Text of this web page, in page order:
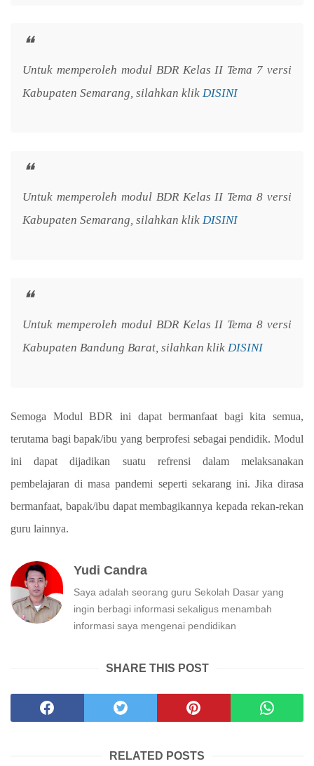
Untuk memperoleh modul BDR Kelas II Tema 7 versi
Kabupaten Semarang, silahkan klik DISINI
Untuk memperoleh modul BDR Kelas II Tema 8 versi
Kabupaten Semarang, silahkan klik DISINI
Untuk memperoleh modul BDR Kelas II Tema 8 versi
Kabupaten Bandung Barat, silahkan klik DISINI
Semoga Modul BDR ini dapat bermanfaat bagi kita semua,
terutama bagi bapak/ibu yang berprofesi sebagai pendidik. Modul
ini dapat dijadikan suatu refrensi dalam melaksanakan
pembelajaran di masa pandemi seperti sekarang ini. Jika dirasa
bermanfaat, bapak/ibu dapat membagikannya kepada rekan-rekan
guru lainnya.
Yudi Candra
Saya adalah seorang guru Sekolah Dasar yang
ingin berbagi informasi sekaligus menambah
informasi saya mengenai pendidikan
SHARE THIS POST
RELATED POSTS